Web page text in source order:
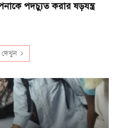
পদচ্যুত করার ষড়যন্ত্র